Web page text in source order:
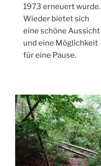
1973 erneuert wurde.
Wieder bietet sich
eine schöne Aussicht
und eine Möglichkeit
für eine Pause.